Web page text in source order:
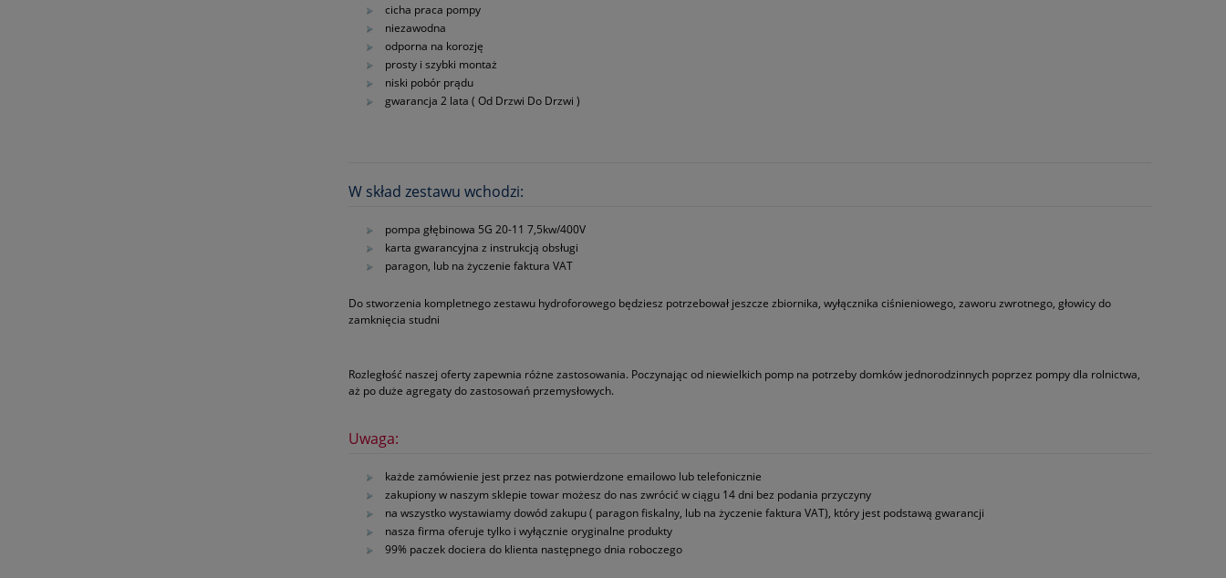
cicha praca pompy
niezawodna
odporna na korozję
prosty i szybki montaż
niski pobór prądu
gwarancja 2 lata ( Od Drzwi Do Drzwi )
W skład zestawu wchodzi:
pompa głębinowa 5G 20-11 7,5kw/400V
karta gwarancyjna z instrukcją obsługi
paragon, lub na życzenie faktura VAT
Do stworzenia kompletnego zestawu hydroforowego będziesz potrzebował jeszcze zbiornika, wyłącznika ciśnieniowego, zaworu zwrotnego, głowicy do
zamknięcia studni
Rozległość naszej oferty zapewnia różne zastosowania. Poczynając od niewielkich pomp na potrzeby domków jednorodzinnych poprzez pompy dla rolnictwa,
aż po duże agregaty do zastosowań przemysłowych.
Uwaga:
każde zamówienie jest przez nas potwierdzone emailowo lub telefonicznie
zakupiony w naszym sklepie towar możesz do nas zwrócić w ciągu 14 dni bez podania przyczyny
na wszystko wystawiamy dowód zakupu ( paragon fiskalny, lub na życzenie faktura VAT), który jest podstawą gwarancji
nasza firma oferuje tylko i wyłącznie oryginalne produkty
99% paczek dociera do klienta następnego dnia roboczego